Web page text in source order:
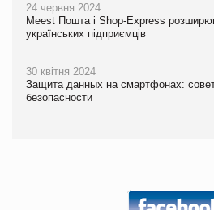
24 червня 2024
Meest Пошта і Shop-Express
українських підприємців
30 квітня 2024
Защита данных на смартфонах:
безопасности